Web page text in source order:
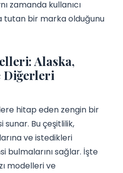
zamanda kullanıcı
tutan bir marka olduğunu
Alaska,
Diğerleri
hitap eden zengin bir
Bu çeşitlilik,
ve istedikleri
bulmalarını sağlar. İşte
modelleri ve